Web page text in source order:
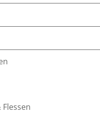
Flessen